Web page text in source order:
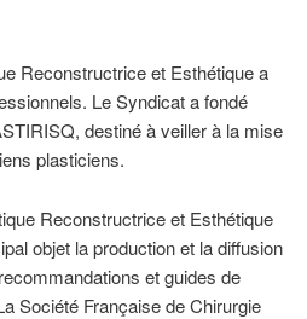
Reconstructriceet Esthétique a
Le Syndicat a fondé
destiné à veiller à la mise
plasticiens.
Reconstructrice et Esthétique
objet la production et la diffusion
et guides de
Société Française de Chirurgie